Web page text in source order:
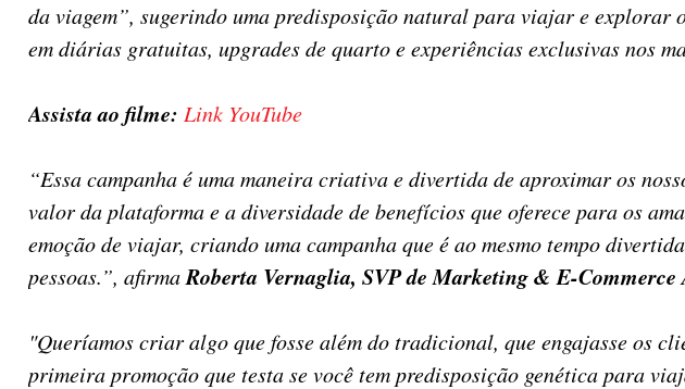
da viagem”, sugerindo uma predisposição natural para viajar e explorar
em diárias gratuitas, upgrades de quarto e experiências exclusivas nos
Assista ao filme: Link YouTube
“Essa campanha é uma maneira criativa e divertida de aproximar os
valor da plataforma e a diversidade de benefícios que oferece para os
emoção de viajar, criando uma campanha que é ao mesmo tempo
pessoas.”, afirmaRoberta Vernaglia, SVP de Marketing & E-
"Queríamos criar algo que fosse além do tradicional, que engajasse os
primeira promoção que testa se você tem predisposição genética para